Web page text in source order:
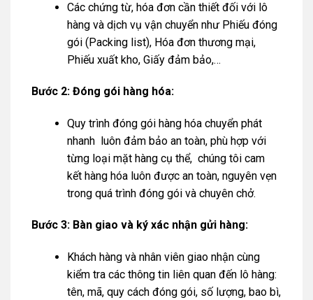
Các chứng từ, hóa đơn cần thiết đối với lô
hàng và dịch vụ vận chuyển như Phiếu đóng
gói (Packing list), Hóa đơn thương mại,
Phiếu xuất kho, Giấy đảm bảo,…
Bước 2: Đóng gói hàng hóa:
Quy trình đóng gói hàng hóa chuyển phát
nhanh luôn đảm bảo an toàn, phù hợp với
từng loại mặt hàng cụ thể, chúng tôi cam
kết hàng hóa luôn được an toàn, nguyên vẹn
trong quá trình đóng gói và chuyên chở.
Bước 3: Bàn giao và ký xác nhận gửi hàng:
Khách hàng và nhân viên giao nhận cùng
kiểm tra các thông tin liên quan đến lô hàng:
tên, mã, quy cách đóng gói, số lượng, bao bì,